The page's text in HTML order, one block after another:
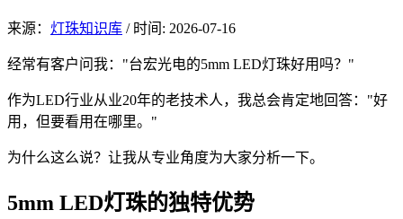
来源： 灯珠知识库 / 时间: 2026-07-16
经常有客户问我："台宏光电的5mm LED灯珠好用吗？"
作为LED行业从业20年的老技术人，我总会肯定地回答："好
用，但要看用在哪里。"
为什么这么说？让我从专业角度为大家分析一下。
5mm LED灯珠的独特优势